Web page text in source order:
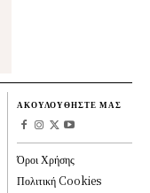
ΑΚΟΥΛΟΥΘΗΣΤΕ ΜΑΣ
Όροι Χρήσης
Πολιτική Cookies